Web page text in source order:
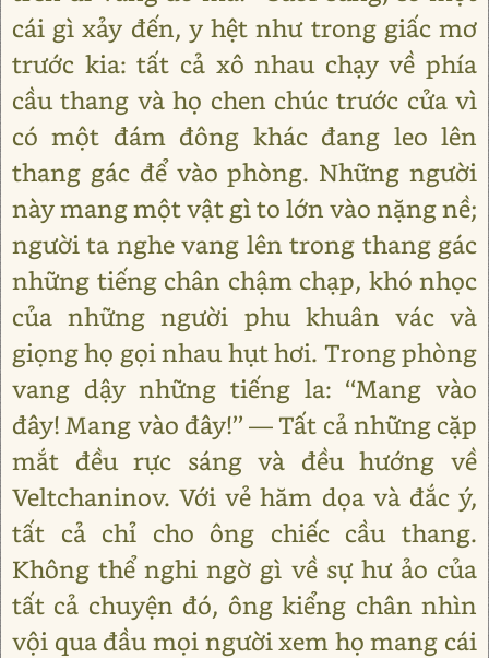
cái gì xảy đến, y hệt như trong giấc mơ
trước kia: tất cả xô nhau chạy về phía
cầu thang và họ chen chúc trước cửa vì
có một đám đông khác đang leo lên
thang gác để vào phòng. Những người
này mang một vật gì to lớn vào nặng nề;
người ta nghe vang lên trong thang gác
những tiếng chân chậm chạp, khó nhọc
của những người phu khuân vác và
giọng họ gọi nhau hụt hơi. Trong phòng
vang dậy những tiếng la: ‘‘Mang vào
đây! Mang vào đây!’’ — Tất cả những cặp
mắt đều rực sáng và đều hướng về
Veltchaninov. Với vẻ hăm dọa và đắc ý,
tất cả chỉ cho ông chiếc cầu thang.
Không thể nghi ngờ gì về sự hư ảo của
tất cả chuyện đó, ông kiểng chân nhìn
vội qua đầu mọi người xem họ mang cái